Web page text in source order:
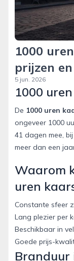
1000
prijzen
5 jun. 2026
1000
De 1000 uren
ongeveer 1000
41 dagen mee,
meer dan een
Waarom
uren
Constante sfeer
Lang plezier per
Beschikbaar in
Goede prijs-
Branduur